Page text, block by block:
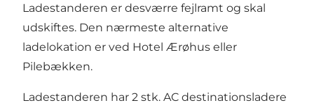
Ladestanderen er desværre fejlramt og skal
udskiftes. Den nærmeste alternative
ladelokation er ved Hotel Ærøhus eller
Pilebækken.
Ladestanderen har 2 stk. AC destinationsladere